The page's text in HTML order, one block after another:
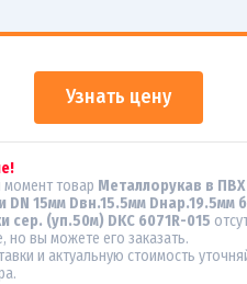
Узнать цену
товар Металлорукав в ПВХ
DN 15мм Dвн.15.5мм Dнар.19.5мм
сер. (уп.50м) DKC 6071R-015
но вы можете его заказать.
и актуальную стоимость